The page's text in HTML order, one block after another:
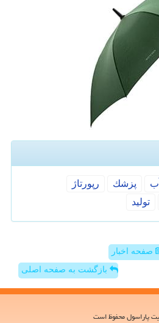
آب پزشك
رپورتاژ
تولید
صفحه اخبار
بازگشت به صفحه اصلی